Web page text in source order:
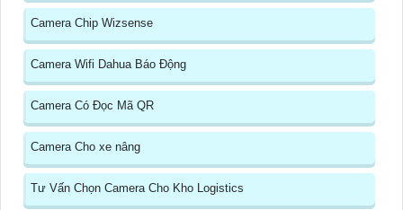
Camera Chip Wizsense
Camera Wifi Dahua Báo Động
Camera Có Đọc Mã QR
Camera Cho xe nâng
Tư Vấn Chọn Camera Cho Kho Logistics